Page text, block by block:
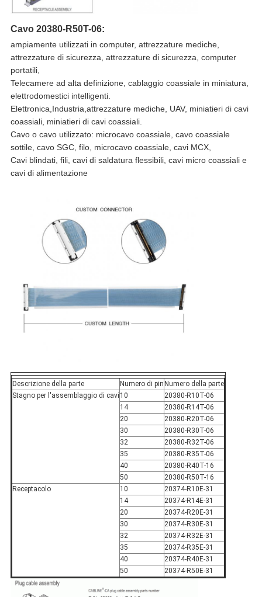
Cavo 20380-R50T-06:
ampiamente utilizzati in computer, attrezzature mediche,
attrezzature di sicurezza, attrezzature di sicurezza, computer
portatili,
Telecamere ad alta definizione, cablaggio coassiale in miniatura,
elettrodomestici intelligenti.
Elettronica,Industria,attrezzature mediche, UAV, miniatieri di cavi
coassiali, miniatieri di cavi coassiali.
Cavo o cavo utilizzato: microcavo coassiale, cavo coassiale
sottile, cavo SGC, filo, microcavo coassiale, cavi MCX,
Cavi blindati, fili, cavi di saldatura flessibili, cavi micro coassiali e
cavi di alimentazione
Descrizione della parte Numero di pin Numero della parte
Stagno per l'assemblaggio di cavi 10
20380-R10T-06
14
20380-R14T-06
20
20380-R20T-06
30
20380-R30T-06
32
20380-R32T-06
35
20380-R35T-06
40
20380-R40T-16
50
20380-R50T-16
Receptacolo
10
20374-R10E-31
14
20374-R14E-31
20
20374-R20E-31
30
20374-R30E-31
32
20374-R32E-31
35
20374-R35E-31
40
20374-R40E-31
50
20374-R50E-31